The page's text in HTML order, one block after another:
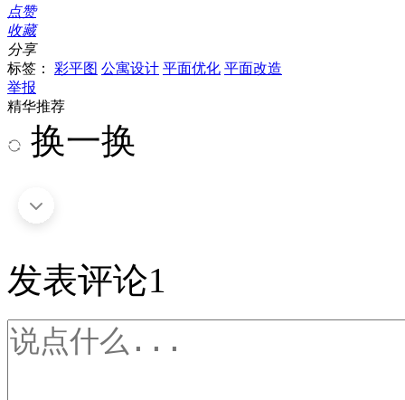
点赞
收藏
分享
标签：
彩平图 公寓设计 平面优化 平面改造
举报
精华推荐
换一换
发表评论1